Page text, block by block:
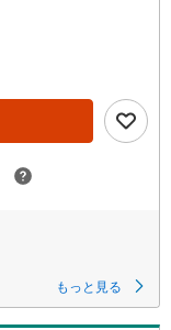
もっと見る